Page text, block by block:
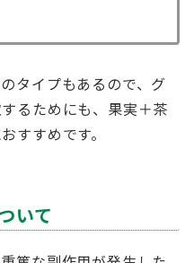
タイプもあるので、グ
るためにも、果実＋茶
すすめです。
いて